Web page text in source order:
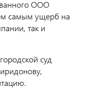
ООО
самым ущерб на
так и
суд